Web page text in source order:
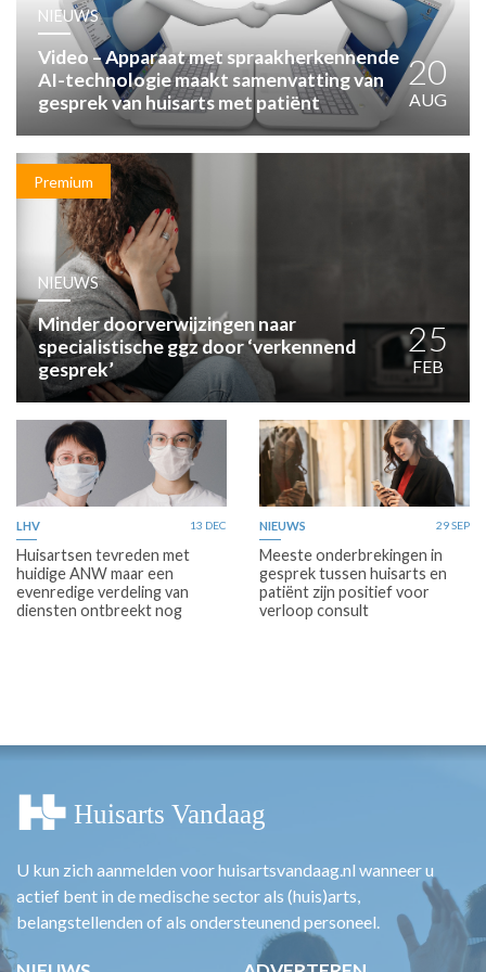
PRAKTIJKZAKEN
TARIEVEN
VPHUISARTSEN
MEDISCHE VAKHANDEL
INLOGGEN
REGISTRATIE
NIEUWS
Video – Apparaat met spraakherkennende
AI-technologie maakt samenvatting van
gesprek van huisarts met patiënt
20
AUG
Premium
NIEUWS
Minder doorverwijzingen naar
specialistische ggz door ‘verkennend
gesprek’
25
FEB
LHV 13 DEC
Huisartsen tevreden met
huidige ANW maar een
evenredige verdeling van
diensten ontbreekt nog
NIEUWS 29 SEP
Meeste onderbrekingen in
gesprek tussen huisarts en
patiënt zijn positief voor
verloop consult
U kun zich aanmelden voor huisartsvandaag.nl wanneer u
actief bent in de medische sector als (huis)arts,
belangstellenden of als ondersteunend personeel.